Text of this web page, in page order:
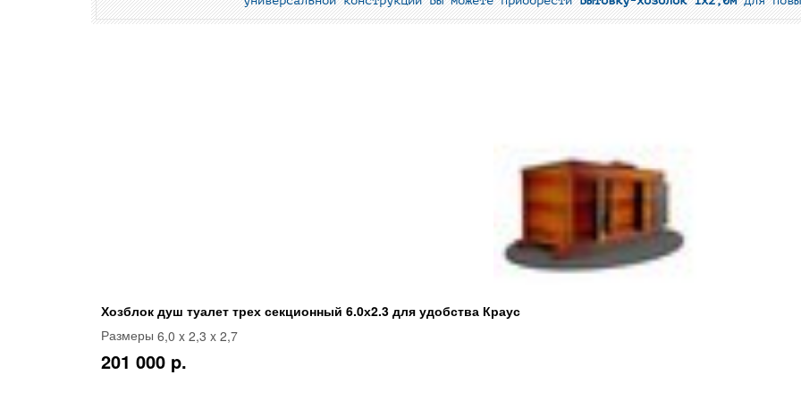
Хозблок душ туалет трех секционный 6.0х2.3 для удобства Краус
Размеры 6,0 x 2,3 x 2,7
201 000 p.